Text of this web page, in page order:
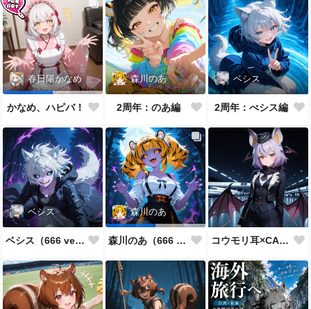
春日陽かなめ
かなめ、ハピバ！
森川のあ
2周年：のあ編
ベシス
2周年：べシス編
ベシス
ベシス（666 ver.）
森川のあ
森川のあ（666 ver.） コウモリ耳×CA制服